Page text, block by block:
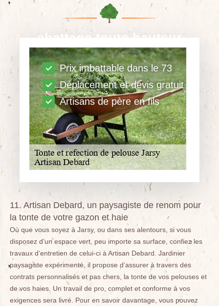
abattage toute hauteur
Prix imbattable dans le 73
Déplacement et devis gratuit
Artisans de père en fils
11. Artisan Debard, un paysagiste de renom pour
la tonte de votre gazon et haie
Où que vous soyez à Jarsy, ou dans ses alentours, si vous
disposez d’un espace vert, peu importe sa surface, confiez les
travaux d’entretien de celui-ci à Artisan Debard. Jardinier
paysagiste expérimenté, il propose d’assurer à travers des
contrats personnalisés et pas chers, la tonte de vos pelouses et
de vos haies. Un travail de pro, complet et conforme à vos
exigences sera livré. Pour en savoir davantage, vous pouvez